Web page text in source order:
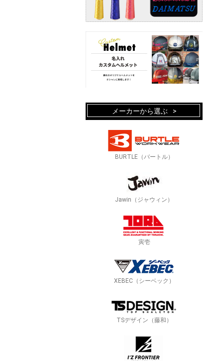
メーカーから選ぶ
BURTLE（バートル）
Jawin（ジャウィン）
寅壱
XEBEC（シーベック）
TSデザイン（藤和）